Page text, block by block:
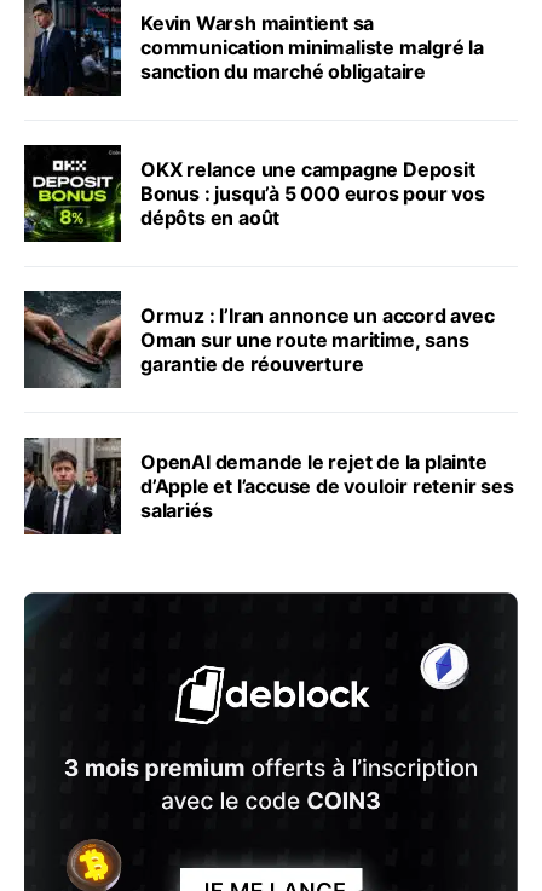
Kevin Warsh maintient sa
communication minimaliste malgré la
sanction du marché obligataire
OKX relance une campagne Deposit
Bonus : jusqu’à 5 000 euros pour vos
dépôts en août
Ormuz : l’Iran annonce un accord avec
Oman sur une route maritime, sans
garantie de réouverture
OpenAI demande le rejet de la plainte
d’Apple et l’accuse de vouloir retenir ses
salariés